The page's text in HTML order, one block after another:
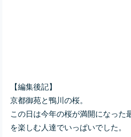
【編集後記】
京都御苑と鴨川の桜。
この日は今年の桜が満開になった
を楽しむ人達でいっぱいでした。